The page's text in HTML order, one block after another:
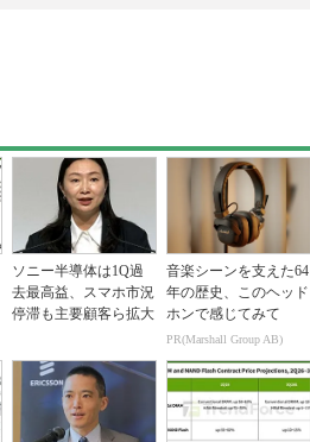
ソニー半導体は1Q過
去最高益、スマホ市況
停滞も主要顧客ら拡大
音楽シーンを支えた64
年の歴史、このヘッド
ホンで感じてみて
PR(Marshall Group AB)